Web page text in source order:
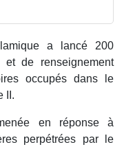
a lancé 200
de renseignement
occupés dans le
II.
en réponse à
perpétrées par le